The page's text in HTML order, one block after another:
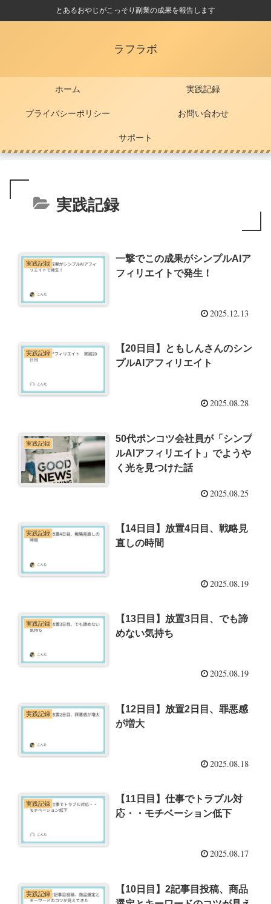
とあるおやじがこっそり副業の成果を報告します
ラフラボ
ホーム 実践記録
プライバシーポリシー お問い合わせ
サポート
実践記録
実践記録
一撃でこの成果がシンプルAIア
フィリエイトで発生！
2025.12.13
実践記録
【20日目】ともしんさんのシン
プルAIアフィリエイト
2025.08.28
実践記録
50代ポンコツ会社員が「シンプ
ルAIアフィリエイト」でようや
く光を見つけた話
2025.08.25
実践記録
【14日目】放置4日目、戦略見
直しの時間
2025.08.19
実践記録
【13日目】放置3日目、でも諦
めない気持ち
2025.08.19
実践記録
【12日目】放置2日目、罪悪感
が増大
2025.08.18
実践記録
【11日目】仕事でトラブル対
応・・モチベーション低下
2025.08.17
実践記録
【10日目】2記事目投稿、商品